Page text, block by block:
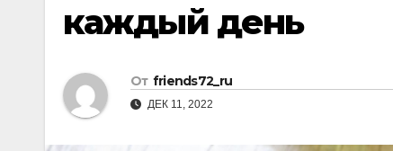
каждый день
От friends72_ru
ДЕК 11, 2022